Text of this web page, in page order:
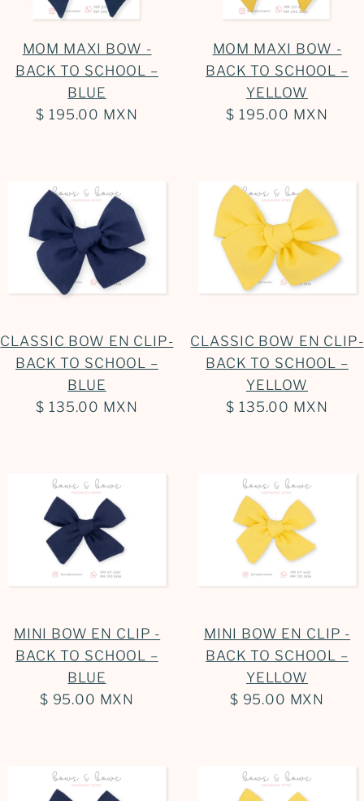
MOM MAXI BOW -
BACK TO SCHOOL –
BLUE
$ 195.00 MXN
MOM MAXI BOW -
BACK TO SCHOOL –
YELLOW
$ 195.00 MXN
CLASSIC BOW EN CLIP-
BACK TO SCHOOL –
BLUE
$ 135.00 MXN
CLASSIC BOW EN CLIP-
BACK TO SCHOOL –
YELLOW
$ 135.00 MXN
MINI BOW EN CLIP -
BACK TO SCHOOL –
BLUE
$ 95.00 MXN
MINI BOW EN CLIP -
BACK TO SCHOOL –
YELLOW
$ 95.00 MXN